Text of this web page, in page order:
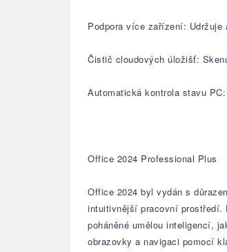
Podpora více zařízení:
Čistič cloudových úložišť:
Automatická kontrola stavu
Office 2024 Professional Plus
Office 2024 byl vydán s
intuitivnější pracovní prostředí.
poháněné umělou inteligencí,
obrazovky a navigaci pomocí